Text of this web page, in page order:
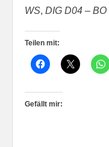
WS, DIG D04 – BO
Teilen mit:
Gefällt mir: